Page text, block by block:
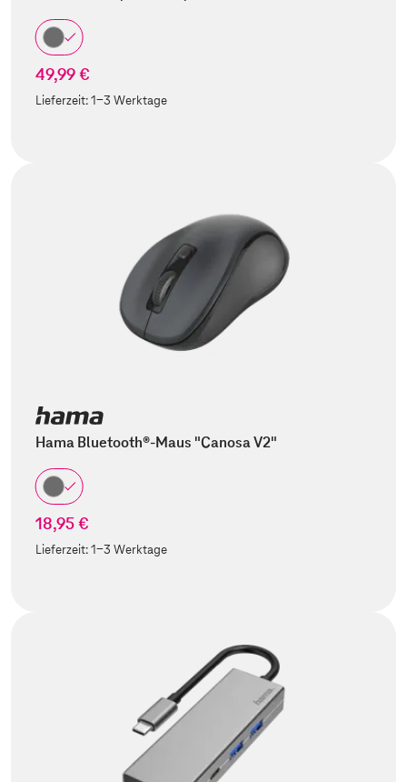
49,99 €
Lieferzeit:1-3 Werktage
Hama Bluetooth®-Maus "Canosa V2"
18,95 €
Lieferzeit:1-3 Werktage